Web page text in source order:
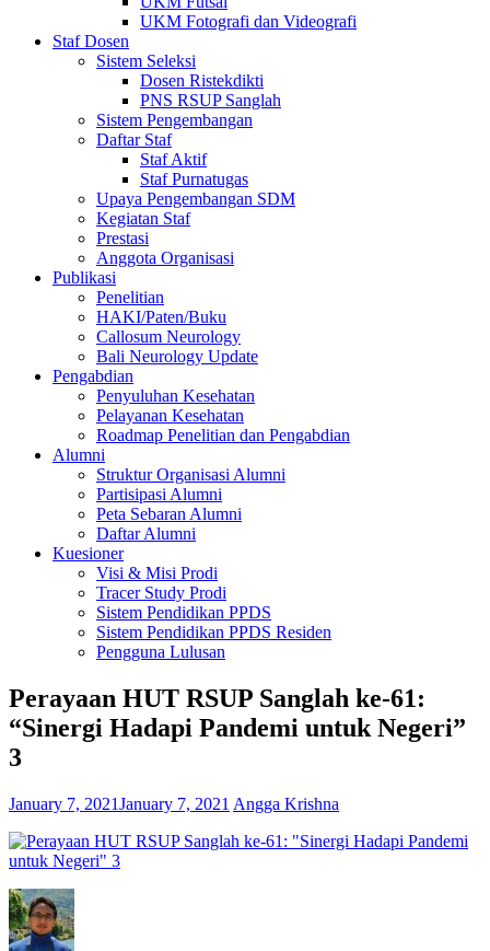
UKM Fotografi dan Videografi
Staf Dosen
Sistem Seleksi
Dosen Ristekdikti
PNS RSUP Sanglah
Sistem Pengembangan
Daftar Staf
Staf Aktif
Staf Purnatugas
Upaya Pengembangan SDM
Kegiatan Staf
Prestasi
Anggota Organisasi
Publikasi
Penelitian
HAKI/Paten/Buku
Callosum Neurology
Bali Neurology Update
Pengabdian
Penyuluhan Kesehatan
Pelayanan Kesehatan
Roadmap Penelitian dan Pengabdian
Alumni
Struktur Organisasi Alumni
Partisipasi Alumni
Peta Sebaran Alumni
Daftar Alumni
Kuesioner
Visi & Misi Prodi
Tracer Study Prodi
Sistem Pendidikan PPDS
Sistem Pendidikan PPDS Residen
Pengguna Lulusan
Perayaan HUT RSUP Sanglah ke-61:
“Sinergi Hadapi Pandemi untuk Negeri”
3
January 7, 2021January 7, 2021 Angga Krishna